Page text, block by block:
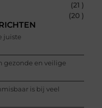
(21 )
(20 )
juiste
gezonde en veilige
is bij veel